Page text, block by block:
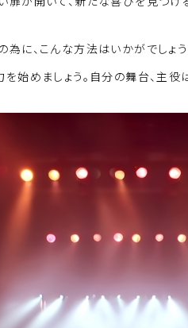
為に、こんな方法はいかがでしょ
を始めましょう。自分の舞台、主役